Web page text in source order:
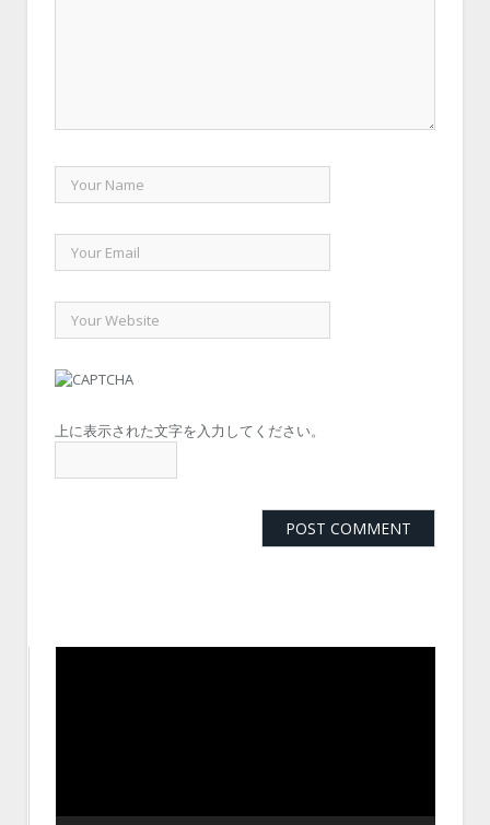
上に表示された文字を入力してください。